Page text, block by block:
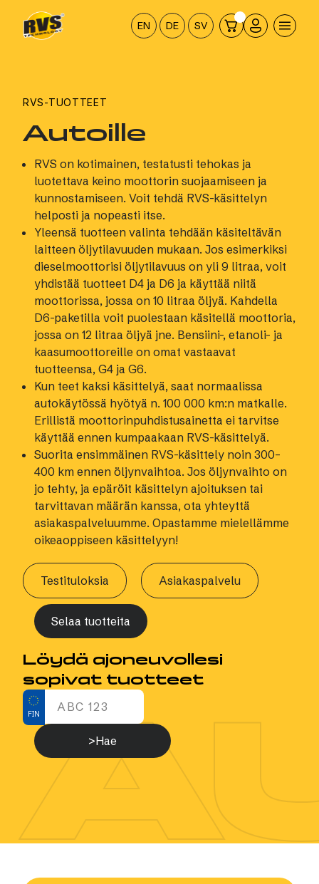
Hyppää
sisältöön
EN DE SV
RVS-TUOTTEET
Autoille
RVS on kotimainen, testatusti tehokas ja
luotettava keino moottorin suojaamiseen ja
kunnostamiseen. Voit tehdä RVS-käsittelyn
helposti ja nopeasti itse.
Yleensä tuotteen valinta tehdään käsiteltävän
laitteen öljytilavuuden mukaan. Jos esimerkiksi
dieselmoottorisi öljytilavuus on yli 9 litraa, voit
yhdistää tuotteet D4 ja D6 ja käyttää niitä
moottorissa, jossa on 10 litraa öljyä. Kahdella
D6-paketilla voit puolestaan käsitellä moottoria,
jossa on 12 litraa öljyä jne. Bensiini-, etanoli- ja
kaasumoottoreille on omat vastaavat
tuotteensa, G4 ja G6.
Kun teet kaksi käsittelyä, saat normaalissa
autokäytössä hyötyä n. 100 000 km:n matkalle.
Erillistä moottorinpuhdistusainetta ei tarvitse
käyttää ennen kumpaakaan RVS-käsittelyä.
Suorita ensimmäinen RVS-käsittely noin 300–
400 km ennen öljynvaihtoa. Jos öljynvaihto on
jo tehty, ja epäröit käsittelyn ajoituksen tai
tarvittavan määrän kanssa, ota yhteyttä
asiakaspalveluumme. Opastamme mielellämme
oikeaoppiseen käsittelyyn!
Testituloksia Asiakaspalvelu
Selaa tuotteita
Löydä ajoneuvollesi
sopivat tuotteet
FIN
>Hae